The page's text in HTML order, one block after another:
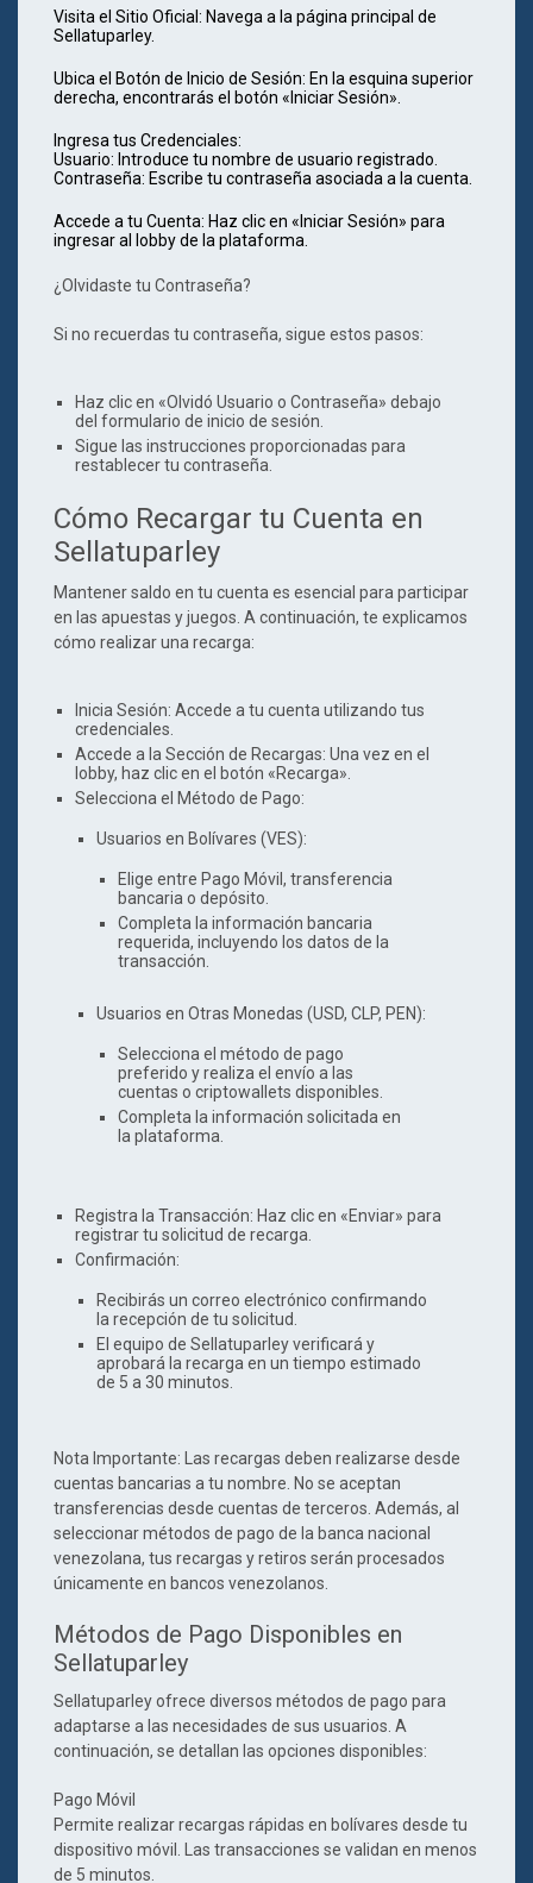
Visita el Sitio Oficial : Navega a la página principal de
Sellatuparley.
Ubica el Botón de Inicio de Sesión: En la esquina superior
derecha, encontrarás el botón «Iniciar Sesión».
Ingresa tus Credenciales:
Usuario: Introduce tu nombre de usuario registrado.
Contraseña: Escribe tu contraseña asociada a la cuenta.
Accede a tu Cuenta: Haz clic en «Iniciar Sesión» para
ingresar al lobby de la plataforma.
¿Olvidaste tu Contraseña?
Si no recuerdas tu contraseña, sigue estos pasos:
Haz clic en «Olvidó Usuario o Contraseña» debajo
del formulario de inicio de sesión.
Sigue las instrucciones proporcionadas para
restablecer tu contraseña.
Cómo Recargar tu Cuenta en
Sellatuparley
Mantener saldo en tu cuenta es esencial para participar
en las apuestas y juegos. A continuación, te explicamos
cómo realizar una recarga:
Inicia Sesión: Accede a tu cuenta utilizando tus
credenciales.
Accede a la Sección de Recargas: Una vez en el
lobby, haz clic en el botón «Recarga».
Selecciona el Método de Pago:
Usuarios en Bolívares (VES):
Elige entre Pago Móvil, transferencia
bancaria o depósito.
Completa la información bancaria
requerida, incluyendo los datos de la
transacción.
Usuarios en Otras Monedas (USD, CLP, PEN):
Selecciona el método de pago
preferido y realiza el envío a las
cuentas o criptowallets disponibles.
Completa la información solicitada en
la plataforma.
Registra la Transacción: Haz clic en «Enviar» para
registrar tu solicitud de recarga.
Confirmación:
Recibirás un correo electrónico confirmando
la recepción de tu solicitud.
El equipo de Sellatuparley verificará y
aprobará la recarga en un tiempo estimado
de 5 a 30 minutos.
Nota Importante: Las recargas deben realizarse desde
cuentas bancarias a tu nombre. No se aceptan
transferencias desde cuentas de terceros. Además, al
seleccionar métodos de pago de la banca nacional
venezolana, tus recargas y retiros serán procesados
únicamente en bancos venezolanos.
Métodos de Pago Disponibles en
Sellatuparley
Sellatuparley ofrece diversos métodos de pago para
adaptarse a las necesidades de sus usuarios. A
continuación, se detallan las opciones disponibles:
Pago Móvil
Permite realizar recargas rápidas en bolívares desde tu
dispositivo móvil. Las transacciones se validan en menos
de 5 minutos.